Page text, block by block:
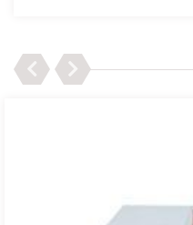
Previous
Next